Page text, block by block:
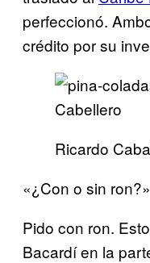
perfeccionó.
crédito por su
Ricardo
«¿Con o sin ron?»
Pido con ron.
Bacardí en la